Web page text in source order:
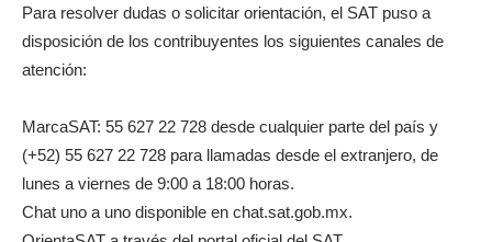
Para resolver dudas o solicitar orientación, el SAT puso a
disposición de los contribuyentes los siguientes canales de
atención:
MarcaSAT: 55 627 22 728 desde cualquier parte del país y
(+52) 55 627 22 728 para llamadas desde el extranjero, de
lunes a viernes de 9:00 a 18:00 horas.
Chat uno a uno disponible en chat.sat.gob.mx.